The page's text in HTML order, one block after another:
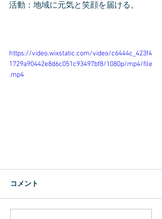
活動：地域に元気と笑顔を届ける。
https://video.wixstatic.com/video/c6444c_423f4
1729a90442e8d6c051c93497bf8/1080p/mp4/file
.mp4
コメント